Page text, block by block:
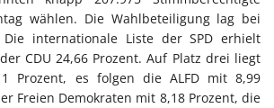
wählen. Die Wahlbeteiligung lag bei
internationale Liste der SPD erhielt
CDU 24,66 Prozent. Auf Platz drei liegt
Prozent, es folgen die ALFD mit 8,99
Freien Demokraten mit 8,18 Prozent, die